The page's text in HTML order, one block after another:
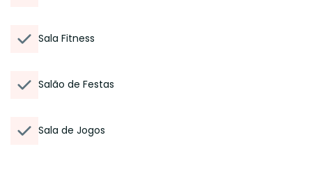
Sala Fitness
Salão de Festas
Sala de Jogos